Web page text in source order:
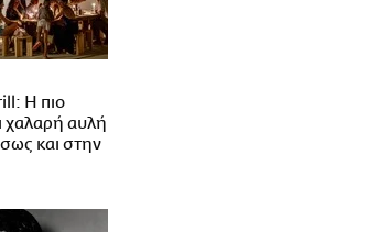
Η πιο
χαλαρή αυλή
και στην